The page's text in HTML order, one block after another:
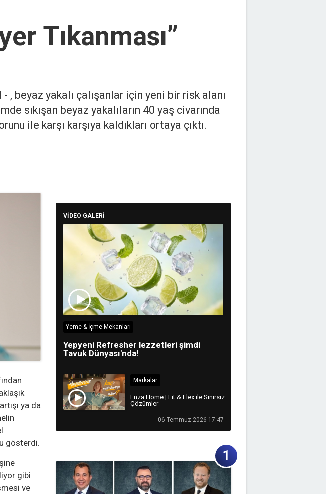
Tıkanması”
, beyaz yakalı çalışanlar için yeni bir risk alanı
sıkışan beyaz yakalıların 40 yaş civarında
ile karşı karşıya kaldıkları ortaya çıktı.
ya da
gösterdi.
gibi
ve
VİDEO GALERİ
Yeme & İçme Mekanları
Yepyeni Refresher lezzetleri şimdi
Tavuk Dünyası'nda!
Markalar
Enza Home | Fit & Flex ile Sınırsız
Çözümler
06 Temmuz 2026 17:47